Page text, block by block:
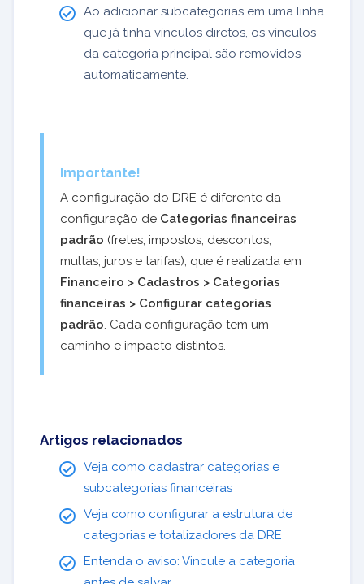
Ao adicionar subcategorias em uma linha
que já tinha vínculos diretos, os vínculos
da categoria principal são removidos
automaticamente.
Importante!
A configuração do DRE é diferente da
configuração de Categorias financeiras
padrão (fretes, impostos, descontos,
multas, juros e tarifas), que é realizada em
Financeiro > Cadastros > Categorias
financeiras > Configurar categorias
padrão. Cada configuração tem um
caminho e impacto distintos.
Artigos relacionados
Veja como cadastrar categorias e
subcategorias financeiras
Veja como configurar a estrutura de
categorias e totalizadores da DRE
Entenda o aviso: Vincule a categoria